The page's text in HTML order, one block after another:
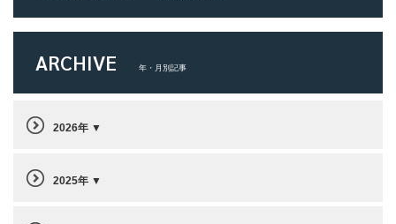
ARCHIVE 年・月別記事
2026年
2025年